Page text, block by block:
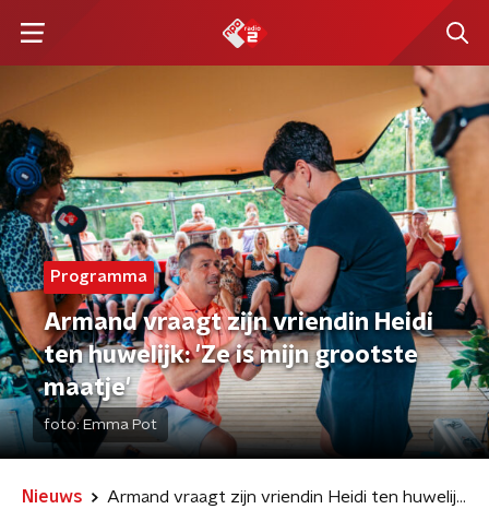
Programma
Armand vraagt zijn vriendin Heidi
ten huwelijk: 'Ze is mijn grootste
maatje'
foto: Emma Pot
Nieuws Armand vraagt zijn vriendin Heidi ten huwelijk: 'Ze is mijn grootste maatje'